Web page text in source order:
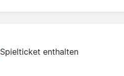
Spielticket enthalten